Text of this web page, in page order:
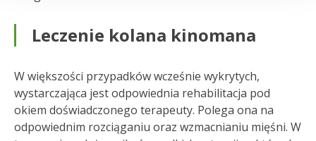
Leczenie kolana kinomana
W większości przypadków wcześnie wykrytych,
wystarczająca jest odpowiednia rehabilitacja pod
okiem doświadczonego terapeuty. Polega ona na
odpowiednim rozciąganiu oraz wzmacnianiu mięśni. W